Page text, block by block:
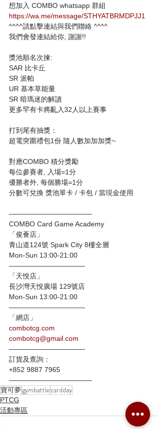
想加入 COMBO whatsapp 群組
https://wa.me/message/STHYATBRMDPJJ1
^^^^請點擊連結與我們聯絡 ^^^^
我們會發連結給你, 謝謝!!
獎池順名次揀:
SAR 比卡丘
SR 派帕
UR 基本草能量
SR 暗瑪迷的解讀
更多罕有卡將亂入32人以上賽事
打到尾有抽獎：
超電突圍禮包1份 隨人數加加加獎~
對應COMBO 積分獎勵
每位參賽者, 入場=1分
優勝者外, 每個勝場=1分
分數可兌換 獎池單卡 / 卡包 / 當現金使用
————————————
COMBO Card Game Academy
「俊薈店」
青山道124號 Spark City 8樓全層
Mon-Sun 13:00-21:00
———————————
「天悅店」
長沙灣天悅廣場 129號店
Mon-Sun 13:00-21:00
———————————
「網店」
combotcg.com
combotcg@gmail.com
———————————
訂貨及查詢：
+852 9887 7965
————————————
寶可夢gymbattlecardday
PTCG
活動專區